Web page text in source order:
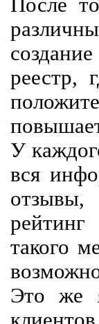
После
реестр,
У
вся
отзывы,
рейтинг
такого
Это же